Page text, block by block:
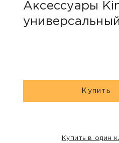
Аксессуары
Купить
Купить в один